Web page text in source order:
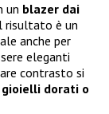
un blazer dai
risultato è un
anche per
eleganti
contrasto si
gioielli dorati o